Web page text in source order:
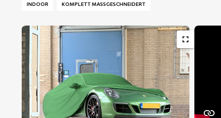
INDOOR KOMPLETT MASSGESCHNEIDERT